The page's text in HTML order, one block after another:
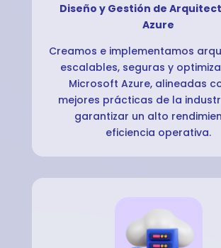
Diseño y Gestión de
Azure
Creamos e implementamos
escalables, seguras y
Microsoft Azure, alineadas
mejores prácticas de la
garantizar un alto
eficiencia operativa.